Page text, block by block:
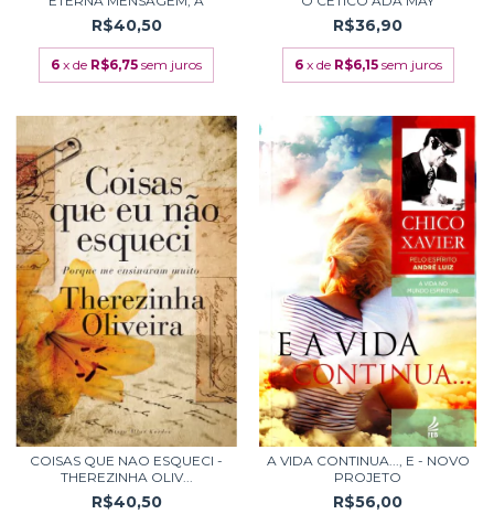
R$40,50
6 x de R$6,75 sem juros
R$36,90
6 x de R$6,15 sem juros
COISAS QUE NAO ESQUECI -
THEREZINHA OLIV...
R$40,50
A VIDA CONTINUA..., E - NOVO
PROJETO
R$56,00